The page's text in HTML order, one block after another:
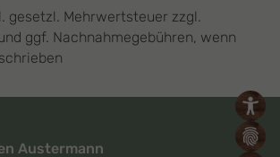
gesetzl. Mehrwertsteuer zzgl.
ggf. Nachnahmegebühren, wenn
Austermann